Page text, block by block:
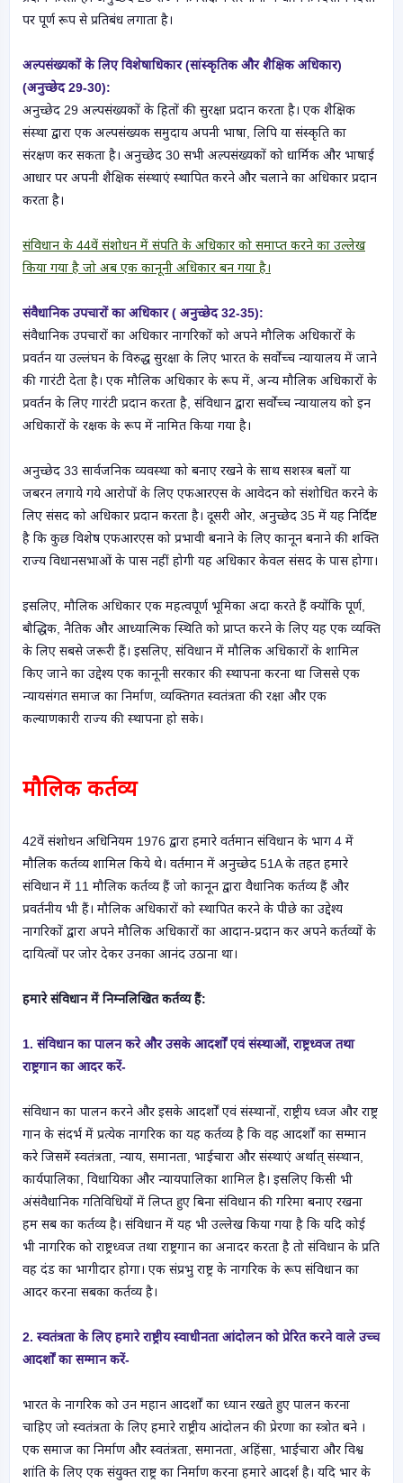
पर पूर्ण रूप से प्रतिबंध लगाता है।
अल्पसंख्यकों के लिए विशेषाधिकार (सांस्कृतिक और शैक्षिक अधिकार)
(अनुच्छेद 29-30):
अनुच्छेद 29 अल्पसंख्यकों के हितों की सुरक्षा प्रदान करता है। एक शैक्षिक
संस्था द्वारा एक अल्पसंख्यक समुदाय अपनी भाषा, लिपि या संस्कृति का
संरक्षण कर सकता है। अनुच्छेद 30 सभी अल्पसंख्यकों को धार्मिक और भाषाई
आधार पर अपनी शैक्षिक संस्थाएं स्थापित करने और चलाने का अधिकार प्रदान
करता है।
संविधान के 44वें संशोधन में संपति के अधिकार को समाप्त करने का उल्लेख
किया गया है जो अब एक कानूनी अधिकार बन गया है।
संवैधानिक उपचारों का अधिकार ( अनुच्छेद 32-35):
संवैधानिक उपचारों का अधिकार नागरिकों को अपने मौलिक अधिकारों के
प्रवर्तन या उल्लंघन के विरुद्ध सुरक्षा के लिए भारत के सर्वोच्च न्यायालय में जाने
की गारंटी देता है। एक मौलिक अधिकार के रूप में, अन्य मौलिक अधिकारों के
प्रवर्तन के लिए गारंटी प्रदान करता है, संविधान द्वारा सर्वोच्च न्यायालय को इन
अधिकारों के रक्षक के रूप में नामित किया गया है।
अनुच्छेद 33 सार्वजनिक व्यवस्था को बनाए रखने के साथ सशस्त्र बलों या
जबरन लगाये गये आरोपों के लिए एफआरएस के आवेदन को संशोधित करने के
लिए संसद को अधिकार प्रदान करता है। दूसरी ओर, अनुच्छेद 35 में यह निर्दिष्ट
है कि कुछ विशेष एफआरएस को प्रभावी बनाने के लिए कानून बनाने की शक्ति
राज्य विधानसभाओं के पास नहीं होगी यह अधिकार केवल संसद के पास होगा।
इसलिए, मौलिक अधिकार एक महत्वपूर्ण भूमिका अदा करते हैं क्योंकि पूर्ण,
बौद्धिक, नैतिक और आध्यात्मिक स्थिति को प्राप्त करने के लिए यह एक व्यक्ति
के लिए सबसे जरूरी हैं। इसलिए, संविधान में मौलिक अधिकारों के शामिल
किए जाने का उद्देश्य एक कानूनी सरकार की स्थापना करना था जिससे एक
न्यायसंगत समाज का निर्माण, व्यक्तिगत स्वतंत्रता की रक्षा और एक
कल्याणकारी राज्य की स्थापना हो सके।
मौलिक कर्तव्य
42वें संशोधन अधिनियम 1976 द्वारा हमारे वर्तमान संविधान के भाग 4 में
मौलिक कर्तव्य शामिल किये थे। वर्तमान में अनुच्छेद 51A के तहत हमारे
संविधान में 11 मौलिक कर्तव्य हैं जो कानून द्वारा वैधानिक कर्तव्य हैं और
प्रवर्तनीय भी हैं। मौलिक अधिकारों को स्थापित करने के पीछे का उद्देश्य
नागरिकों द्वारा अपने मौलिक अधिकारों का आदान-प्रदान कर अपने कर्तव्यों के
दायित्वों पर जोर देकर उनका आनंद उठाना था।
हमारे संविधान में निम्नलिखित कर्तव्य हैं:
1. संविधान का पालन करे और उसके आदर्शों एवं संस्थाओं, राष्ट्रध्वज तथा
राष्ट्रगान का आदर करें-
संविधान का पालन करने और इसके आदर्शों एवं संस्थानों, राष्ट्रीय ध्वज और राष्ट्र
गान के संदर्भ में प्रत्येक नागरिक का यह कर्तव्य है कि वह आदर्शों का सम्मान
करे जिसमें स्वतंत्रता, न्याय, समानता, भाईचारा और संस्थाएं अर्थात् संस्थान,
कार्यपालिका, विधायिका और न्यायपालिका शामिल है। इसलिए किसी भी
अंसंवैधानिक गतिविधियों में लिप्त हुए बिना संविधान की गरिमा बनाए रखना
हम सब का कर्तव्य है। संविधान में यह भी उल्लेख किया गया है कि यदि कोई
भी नागरिक को राष्ट्रध्वज तथा राष्ट्रगान का अनादर करता है तो संविधान के प्रति
वह दंड का भागीदार होगा। एक संप्रभु राष्ट्र के नागरिक के रूप संविधान का
आदर करना सबका कर्तव्य है।
2. स्वतंत्रता के लिए हमारे राष्ट्रीय स्वाधीनता आंदोलन को प्रेरित करने वाले उच्च
आदर्शों का सम्मानकरें-
भारत के नागरिक को उन महान आदर्शों का ध्यान रखते हुए पालन करना
चाहिए जो स्वतंत्रता के लिए हमारे राष्ट्रीय आंदोलन की प्रेरणा का स्त्रोत बने ।
एक समाज का निर्माण और स्वतंत्रता, समानता, अहिंसा, भाईचारा और विश्व
शांति के लिए एक संयुक्त राष्ट्र का निर्माण करना हमारे आदर्श है। यदि भार के